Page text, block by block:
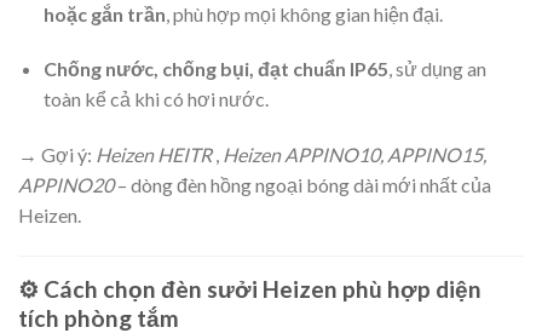
hoặc gắn trần , phù hợp mọi không gian hiện đại.
Chống nước, chống bụi, đạt chuẩn IP65, sử dụng an
toàn kể cả khi có hơi nước.
→ Gợi ý: Heizen HEITR, Heizen APPINO10, APPINO15,
APPINO20– dòng đèn hồng ngoại bóng dài mới nhất của
Heizen.
⚙️ Cách chọn đèn sưởi Heizen phù hợp diện
tích phòng tắm